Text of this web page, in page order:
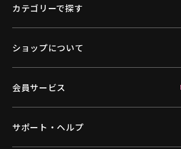
カテゴリーで探す
ショップについて
会員サービス
サポート・ヘルプ